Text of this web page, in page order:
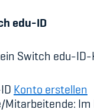
edu-ID
Switch edu-ID-
Konto erstellen
Mitarbeitende: